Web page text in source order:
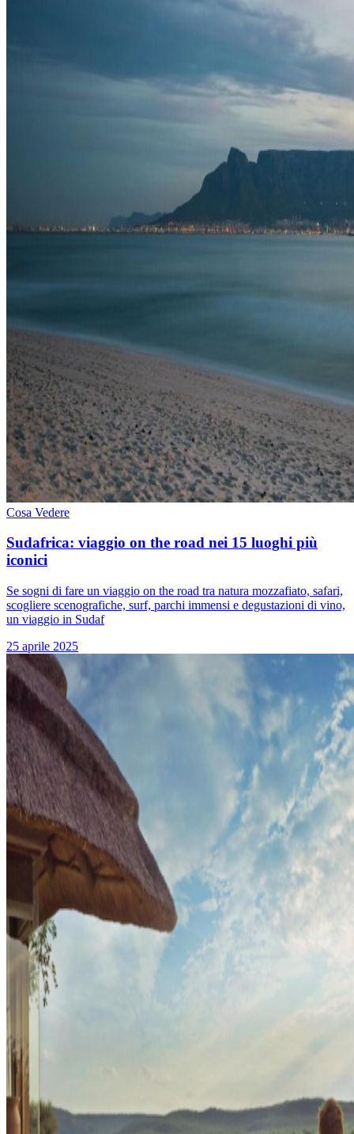
Cosa Vedere
Sudafrica: viaggio on the road nei 15 luoghi più
iconici
Se sogni di fare un viaggio on the road tra natura mozzafiato, safari,
scogliere scenografiche, surf, parchi immensi e degustazioni di vino,
un viaggio in Sudaf
25 aprile 2025